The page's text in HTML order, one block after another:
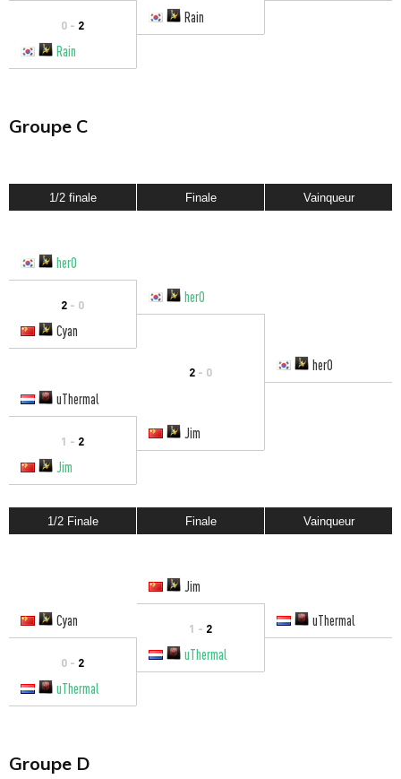
0 - 2
Rain
Rain
Groupe C
1/2 finale Finale Vainqueur
herO
2 - 0
herO
Cyan
2 - 0
herO
uThermal
1 - 2
Jim
Jim
1/2 Finale Finale Vainqueur
Jim
Cyan
1 - 2 uThermal
0 - 2
uThermal
uThermal
Groupe D